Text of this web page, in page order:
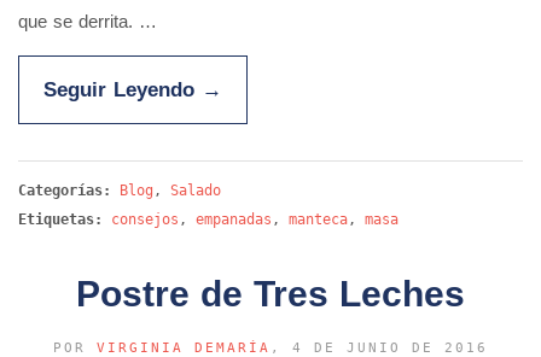
que se derrita. …
Seguir Leyendo →
Categorías: Blog , Salado
Etiquetas:
consejos , empanadas , manteca , masa
Postre de Tres Leches
POR VIRGINIA DEMARÍA , 4 DE JUNIO DE 2016